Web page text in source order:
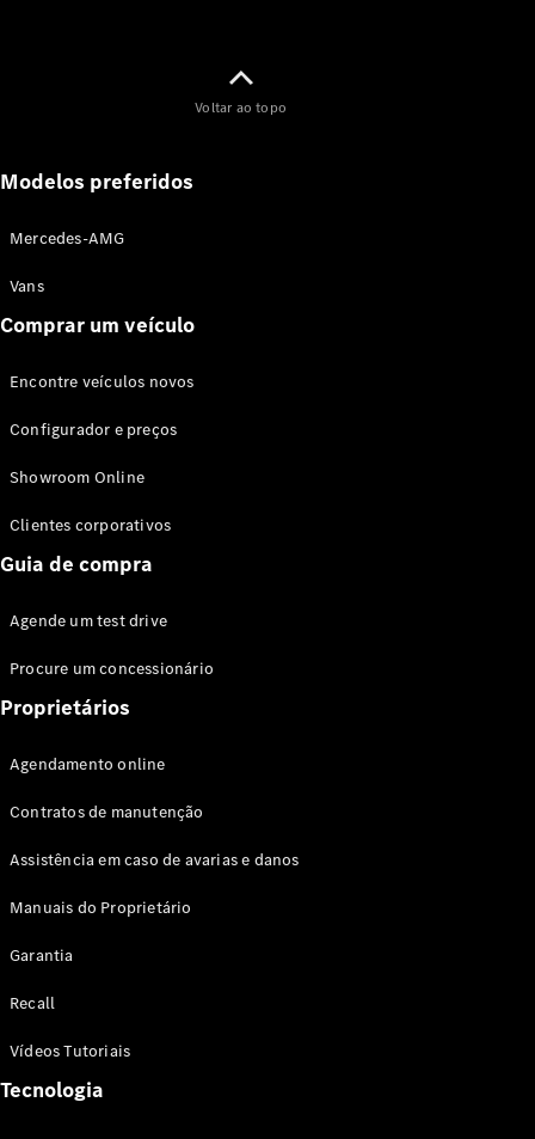
Voltar ao topo
Modelos preferidos
Mercedes-AMG
Vans
Comprar um veículo
Encontre veículos novos
Configurador e preços
Showroom Online
Clientes corporativos
Guia de compra
Agende um test drive
Procure um concessionário
Proprietários
Agendamento online
Contratos de manutenção
Assistência em caso de avarias e danos
Manuais do Proprietário
Garantia
Recall
Vídeos Tutoriais
Tecnologia